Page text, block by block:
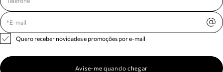
Quero receber novidades e promoções por e-mail
Avise-me quando chegar